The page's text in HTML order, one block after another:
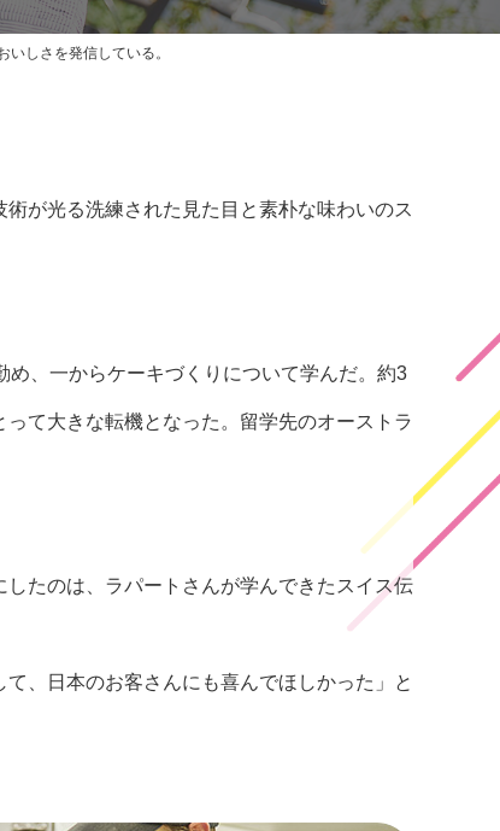
しさを発信している。
が光る洗練された見た目と素朴な味わいのス
、一からケーキづくりについて学んだ。約3
て大きな転機となった。留学先のオーストラ
たのは、ラパートさんが学んできたスイス伝
、日本のお客さんにも喜んでほしかった」と